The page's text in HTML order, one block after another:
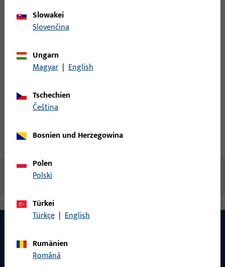
Bitte melden Sie sich mit Ihren Kundendaten an um eine
Preisinformation zu erhalten oder Artikel zu bestellen
Produktbeschreibung
Technische Daten
Keine Inhalte vorhanden
KONTAKT
Slowakei
Slovenčina
Ungarn
Magyar | English
Tschechien
čeština
Bosnien und Herzegowina
Polen
Polski
Türkei
Türkçe | English
Rumänien
Română